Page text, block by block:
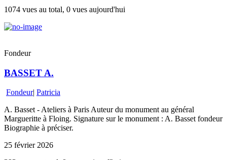
1074 vues au total, 0 vues aujourd'hui
Fondeur
BASSET A.
Fondeur| Patricia
A. Basset - Ateliers à Paris Auteur du monument au général
Margueritte à Floing. Signature sur le monument : A. Basset fondeur
Biographie à préciser.
25 février 2026